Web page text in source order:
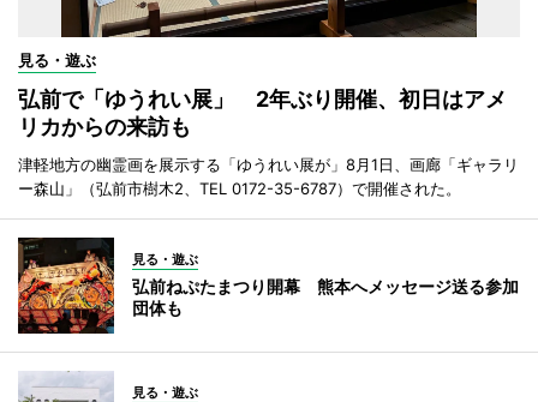
見る・遊ぶ
弘前で「ゆうれい展」 2年ぶり開催、初日はアメ
リカからの来訪も
津軽地方の幽霊画を展示する「ゆうれい展が」8月1日、画廊「ギャラリ
ー森山」（弘前市樹木2、TEL 0172-35-6787）で開催された。
見る・遊ぶ
弘前ねぷたまつり開幕 熊本へメッセージ送る参加
団体も
見る・遊ぶ